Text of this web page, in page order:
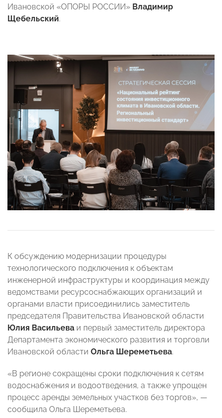
Ивановской «ОПОРЫ РОССИИ» Владимир
Щебельский.
К обсуждению модернизации процедуры
технологического подключения к объектам
инженерной инфраструктуры и координация между
ведомствами ресурсоснабжающих организаций и
органами власти присоединились заместитель
председателя Правительства Ивановской области
Юлия Васильева и первый заместитель директора
Департамента экономического развития и торговли
Ивановской области Ольга Шереметьева.
«В регионе сокращены сроки подключения к сетям
водоснабжения и водоотведения, а также упрощен
процесс аренды земельных участков без торгов», —
сообщила Ольга Шереметьева.